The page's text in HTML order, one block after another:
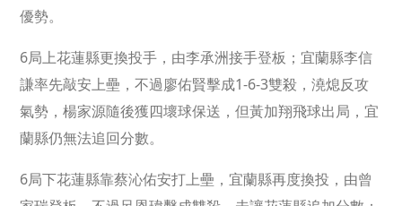
優勢。
6局上花蓮縣更換投手，由李承洲接手登板；宜蘭縣李信
謙率先敲安上壘，不過廖佑賢擊成1-6-3雙殺，澆熄反攻
氣勢，楊家源隨後獲四壞球保送，但黃加翔飛球出局，宜
蘭縣仍無法追回分數。
6局下花蓮縣靠蔡沁佑安打上壘，宜蘭縣再度換投，由曾